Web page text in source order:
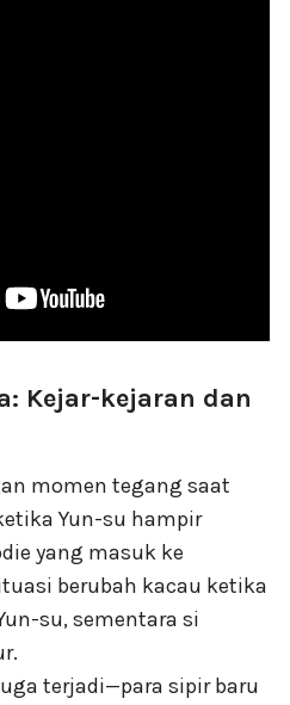
Kejar-kejaran dan
momen tegang saat
Yun-su hampir
yang masuk ke
berubah kacau ketika
su, sementara si
terjadi—para sipir baru